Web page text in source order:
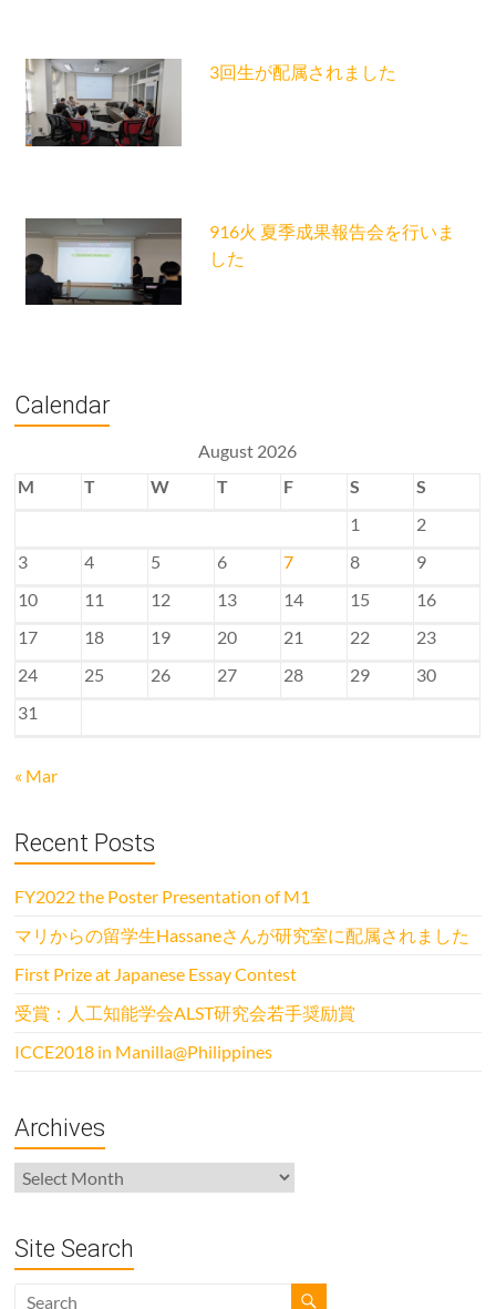
3回生が配属されました
916火 夏季成果報告会を行いま
した
Calendar
August 2026
M
T W T F S
S
1
2
3
4 5 6 7 8
9
10
11 12 13 14 15
16
17
18 19 20 21 22
23
24
25 26 27 28 29
30
31
« Mar
Recent Posts
FY2022 the Poster Presentation of M1
マリからの留学生Hassaneさんが研究室に配属されました
First Prize at Japanese Essay Contest
受賞：人工知能学会ALST研究会若手奨励賞
ICCE2018 in Manilla@Philippines
Archives
Archives
Site Search